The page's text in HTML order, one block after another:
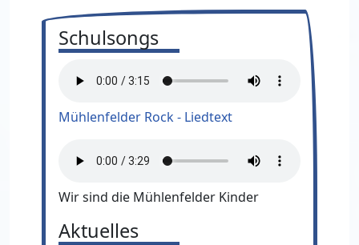
Schulsongs
Mühlenfelder Rock - Liedtext
Wir sind die Mühlenfelder Kinder
Aktuelles